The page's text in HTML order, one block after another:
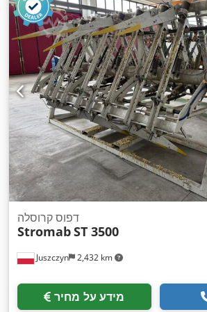
Juszczyn 2,432 km
דפוס קרוסלה
StromabST 3500
מידע על מחיר